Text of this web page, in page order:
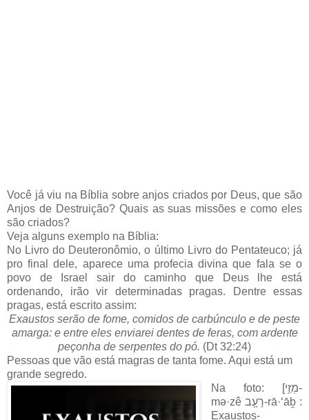
Você já viu na Bíblia sobre anjos criados por Deus, que são
Anjos de Destruição? Quais as suas missões e como eles
são criados?
Veja alguns exemplo na Bíblia:
No Livro do Deuteronômio, o último Livro do Pentateuco; já
pro final dele, aparece uma profecia divina que fala se o
povo de Israel sair do caminho que Deus lhe está
ordenando, irão vir determinadas pragas. Dentre essas
pragas, está escrito assim:
Exaustos serão de fome, comidos de carbúnculo e de peste
amarga: e entre eles enviarei dentes de feras, com ardente
peçonha de serpentes do pó. (Dt 32:24)
Pessoas que vão está magras de tanta fome. Aqui está um
grande segredo.
Na foto: [מְזֵ֥י-
mə·zê רָעָ֛ב-rā·‘āḇ :
Exaustos-